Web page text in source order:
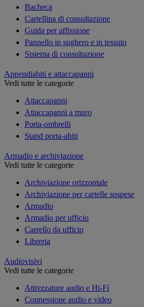
Bacheca
Cartellina di consultazione
Guida per affissione
Pannello in sughero e in tessuto
Sistema di consultazione
Appendiabiti e attaccapanni
Vedi tutte le categorie
Attaccapanni
Attaccapanni a muro
Porta-ombrelli
Stand porta-abiti
Armadio e archiviazione
Vedi tutte le categorie
Archiviazione orizzontale
Archiviazione per cartelle sospese
Armadio
Armadio per ufficio
Carrello da ufficio
Libreria
Audiovisivi
Vedi tutte le categorie
Attrezzature audio e Hi-Fi
Connessione audio e video